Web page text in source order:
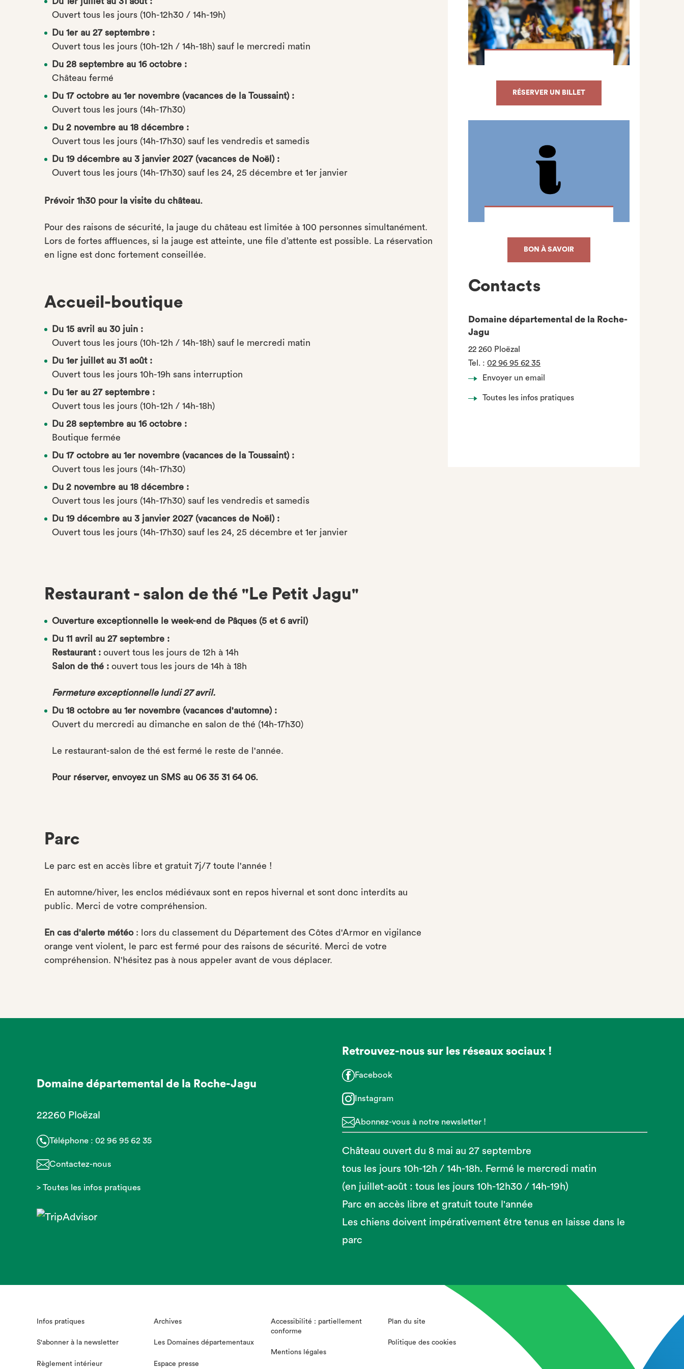
Ouvert tous les jours (10h-12h30 / 14h-19h)
Du 1er au 27 septembre :
Ouvert tous les jours (10h-12h / 14h-18h) sauf le mercredi matin
Du 28 septembre au 16 octobre :
Château fermé
Du 17 octobre au 1er novembre (vacances de la Toussaint) :
Ouvert tous les jours (14h-17h30)
Du 2 novembre au 18 décembre :
Ouvert tous les jours (14h-17h30) sauf les vendredis et samedis
Du 19 décembre au 3 janvier 2027 (vacances de Noël) :
Ouvert tous les jours (14h-17h30) sauf les 24, 25 décembre et 1er janvier
Prévoir 1h30 pour la visite du château.
Pour des raisons de sécurité, la jauge du château est limitée à 100 personnes simultanément.
Lors de fortes affluences, si la jauge est atteinte, une file d’attente est possible. La réservation
en ligne est donc fortement conseillée.
Accueil-boutique
Du 15 avril au 30 juin :
Ouvert tous les jours (10h-12h / 14h-18h) sauf le mercredi matin
Du 1er juillet au 31 août :
Ouvert tous les jours 10h-19h sans interruption
Du 1er au 27 septembre :
Ouvert tous les jours (10h-12h / 14h-18h)
Du 28 septembre au 16 octobre :
Boutique fermée
Du 17 octobre au 1er novembre (vacances de la Toussaint) :
Ouvert tous les jours (14h-17h30)
Du 2 novembre au 18 décembre :
Ouvert tous les jours (14h-17h30) sauf les vendredis et samedis
Du 19 décembre au 3 janvier 2027 (vacances de Noël) :
Ouvert tous les jours (14h-17h30) sauf les 24, 25 décembre et 1er janvier
Restaurant - salon de thé "Le Petit Jagu"
Ouverture exceptionnelle le week-end de Pâques (5 et 6 avril)
Du 11 avril au 27 septembre :
Restaurant : ouvert tous les jours de 12h à 14h
Salon de thé : ouvert tous les jours de 14h à 18h
Fermeture exceptionnelle lundi 27 avril.
Du 18 octobre au 1er novembre (vacances d'automne) :
Ouvert du mercredi au dimanche en salon de thé (14h-17h30)
Le restaurant-salon de thé est fermé le reste de l'année.
Pour réserver, envoyez un SMS au 06 35 31 64 06.
Parc
Le parc est en accès libre et gratuit 7j/7 toute l'année !
En automne/hiver, les enclos médiévaux sont en repos hivernal et sont donc interdits au
public. Merci de votre compréhension.
En cas d'alerte météo: lors du classement du Département des Côtes d'Armor en vigilance
orange vent violent, le parc est fermé pour des raisons de sécurité. Merci de votre
compréhension. N'hésitez pas à nous appeler avant de vous déplacer.
RÉSERVER UN BILLET
BON À SAVOIR
Contacts
Domaine départemental de la Roche-
Jagu
22 260 Ploëzal
Tel. :02 96 95 62 35
Envoyer un email
Toutes les infos pratiques
Domaine départemental de la Roche-Jagu
22260 Ploëzal
Téléphone : 02 96 95 62 35
Contactez-nous
> Toutes les infos pratiques
Retrouvez-nous sur les réseaux sociaux !
Facebook
Instagram
Abonnez-vous à notre newsletter !
Château ouvert du 8 mai au 27 septembre
tous les jours 10h-12h / 14h-18h. Fermé le mercredi matin
(en juillet-août : tous les jours 10h-12h30 / 14h-19h)
Parc en accès libre et gratuit toute l'année
Les chiens doivent impérativement être tenus en laisse dans le
parc
Infos pratiques
S'abonner à la newsletter
Règlement intérieur
Archives
Les Domaines départementaux
Espace presse
Accessibilité : partiellement
conforme
Mentions légales
Plan du site
Politique des cookies